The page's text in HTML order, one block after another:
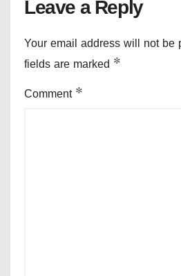
Leave a Reply
Your email address will not be
fields are marked *
Comment *